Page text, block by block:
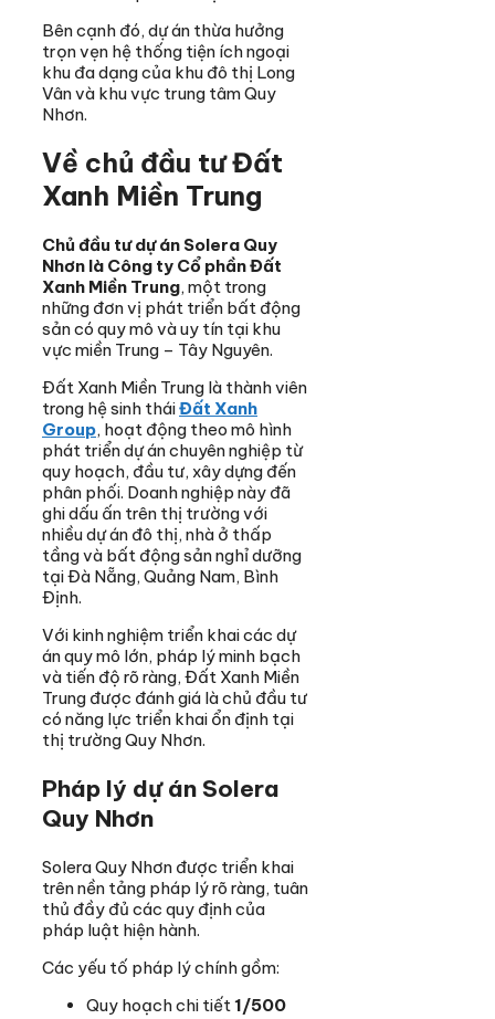
Bên cạnh đó, dự án thừa hưởng
trọn vẹn hệ thống tiện ích ngoại
khu đa dạng của khu đô thị Long
Vân và khu vực trung tâm Quy
Nhơn.
Về chủ đầu tư Đất
Xanh Miền Trung
Chủ đầu tư dự án Solera Quy
Nhơn là Công ty Cổ phần Đất
Xanh Miền Trung, một trong
những đơn vị phát triển bất động
sản có quy mô và uy tín tại khu
vực miền Trung – Tây Nguyên.
Đất Xanh Miền Trung là thành viên
trong hệ sinh tháiĐất Xanh
Group, hoạt động theo mô hình
phát triển dự án chuyên nghiệp từ
quy hoạch, đầu tư, xây dựng đến
phân phối. Doanh nghiệp này đã
ghi dấu ấn trên thị trường với
nhiều dự án đô thị, nhà ở thấp
tầng và bất động sản nghỉ dưỡng
tại Đà Nẵng, Quảng Nam, Bình
Định.
Với kinh nghiệm triển khai các dự
án quy mô lớn, pháp lý minh bạch
và tiến độ rõ ràng, Đất Xanh Miền
Trung được đánh giá là chủ đầu tư
có năng lực triển khai ổn định tại
thị trường Quy Nhơn.
Pháp lý dự án Solera
Quy Nhơn
Solera Quy Nhơn được triển khai
trên nền tảng pháp lý rõ ràng, tuân
thủ đầy đủ các quy định của
pháp luật hiện hành.
Các yếu tố pháp lý chính gồm:
Quy hoạch chi tiết1/500